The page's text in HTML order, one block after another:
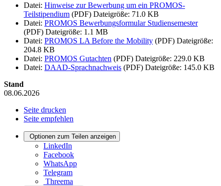
Datei: Hinweise zur Bewerbung um ein PROMOS-
Teilstipendium (PDF) Dateigröße: 71.0 KB
Datei: PROMOS Bewerbungsformular Studiensemester
(PDF) Dateigröße: 1.1 MB
Datei: PROMOS LA Before the Mobility (PDF) Dateigröße:
204.8 KB
Datei: PROMOS Gutachten (PDF) Dateigröße: 229.0 KB
Datei: DAAD-Sprachnachweis (PDF) Dateigröße: 145.0 KB
Stand
08.06.2026
Seite drucken
Seite empfehlen
Optionen zum Teilen anzeigen
LinkedIn
Facebook
WhatsApp
Telegram
Threema